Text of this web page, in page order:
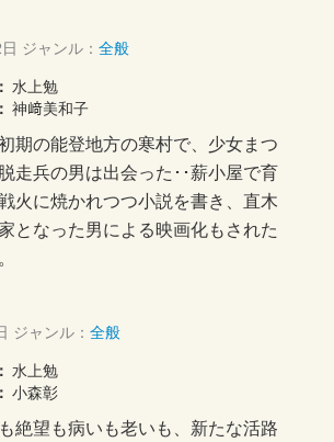
ジャンル： 全般
水上勉
神﨑美和子
期の能登地方の寒村で、少女まつ
走兵の男は出会った･･薪小屋で育
火に焼かれつつ小説を書き、直木
となった男による映画化もされた
ジャンル： 全般
水上勉
小森彰
絶望も病いも老いも、新たな活路